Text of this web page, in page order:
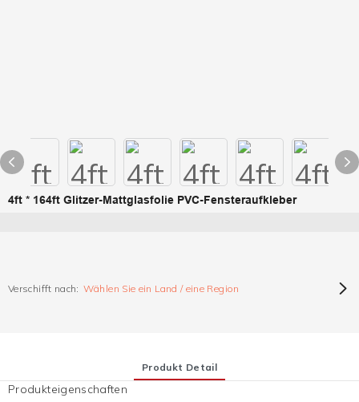
4ft * 164ft Glitzer-Mattglasfolie PVC-Fensteraufkleber
Verschifft nach: Wählen Sie ein Land / eine Region
Produkt Detail
Produkteigenschaften